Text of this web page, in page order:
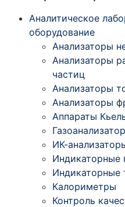
Аналитическое
оборудование
Анализаторы
Анализаторы
частиц
Анализаторы
Анализаторы
Аппараты
ИК-
Индикаторные
Индикаторные
Калориметры
Контроль